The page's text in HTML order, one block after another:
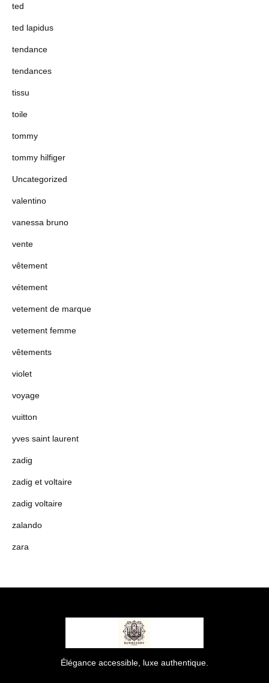
ted
ted lapidus
tendance
tendances
tissu
toile
tommy
tommy hilfiger
Uncategorized
valentino
vanessa bruno
vente
vêtement
vétement
vetement de marque
vetement femme
vêtements
violet
voyage
vuitton
yves saint laurent
zadig
zadig et voltaire
zadig voltaire
zalando
zara
Élégance accessible, luxe authentique.